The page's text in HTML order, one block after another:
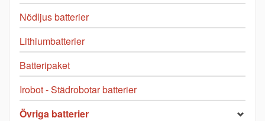
Nödljus batterier
Lithiumbatterier
Batteripaket
Irobot - Städrobotar batterier
Övriga batterier